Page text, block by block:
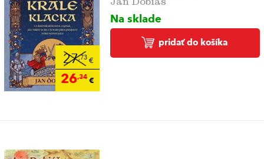
27,73€
26,34€
Na sklade
pridať do košíka